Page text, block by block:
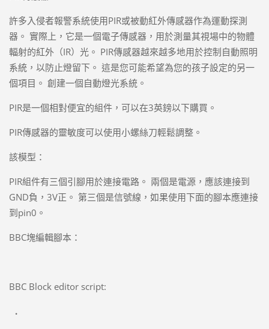
許多入侵者報警系統使用PIR或被動紅外傳感器作為運動探測
器。 實際上，它是一個電子傳感器，用於測量其視場中的物體
輻射的紅外（IR）光。 PIR傳感器越來越多地用於控制自動照明
系統，以防止燈留下。 這是您可能希望為您的孩子設定的另一
個項目。 創建一個自動燈光系統。
PIR是一個相對便宜的組件，可以在3英鎊以下購買。
PIR傳感器的靈敏度可以使用小螺絲刀輕鬆調整。
該模型：
PIR組件有三個引腳用於連接電路。 兩個是電源，應該連接到
GND負，3V正。 第三個是信號線，如果使用下面的腳本應連接
到pin0。
BBC塊編輯腳本：
BBC Block editor script:
.